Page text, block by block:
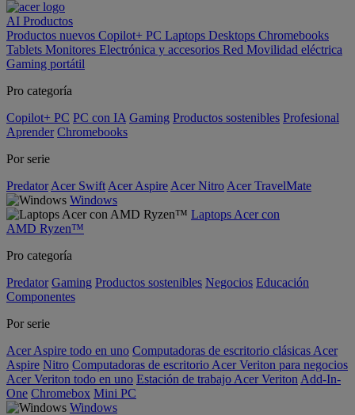
AI Productos
Productos nuevos Copilot+ PC Laptops Desktops Chromebooks
Tablets Monitores Electrónica y accesorios Red Movilidad eléctrica
Gaming portátil
Pro categoría
Copilot+ PC PC con IA Gaming Productos sostenibles Profesional
Aprender Chromebooks
Por serie
Predator Acer Swift Acer Aspire Acer Nitro Acer TravelMate
Windows
Laptops Acer con
AMD Ryzen™
Pro categoría
Predator Gaming Productos sostenibles Negocios Educación
Componentes
Por serie
Acer Aspire todo en uno Computadoras de escritorio clásicas Acer
Aspire Nitro Computadoras de escritorio Acer Veriton para negocios
Acer Veriton todo en uno Estación de trabajo Acer Veriton Add-In-
One Chromebox Mini PC
Windows